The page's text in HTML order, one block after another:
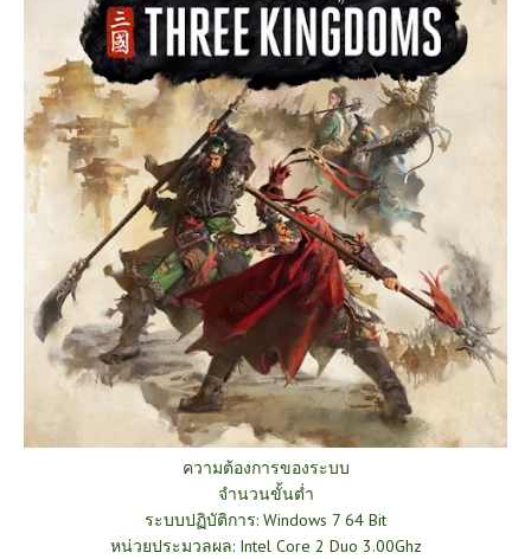
ความต้องการของระบบ
จำนวนขั้นต่ำ
ระบบปฏิบัติการ: Windows 7 64 Bit
หน่วยประมวลผล: Intel Core 2 Duo 3.00Ghz